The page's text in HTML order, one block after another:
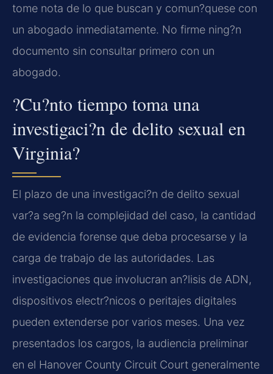
tome nota de lo que buscan y comun?quese con
un abogado inmediatamente. No firme ning?n
documento sin consultar primero con un
abogado.
?Cu?nto tiempo toma una
investigaci?n de delito sexual en
Virginia?
El plazo de una investigaci?n de delito sexual
var?a seg?n la complejidad del caso, la cantidad
de evidencia forense que deba procesarse y la
carga de trabajo de las autoridades. Las
investigaciones que involucran an?lisis de ADN,
dispositivos electr?nicos o peritajes digitales
pueden extenderse por varios meses. Una vez
presentados los cargos, la audiencia preliminar
en el Hanover County Circuit Court generalmente